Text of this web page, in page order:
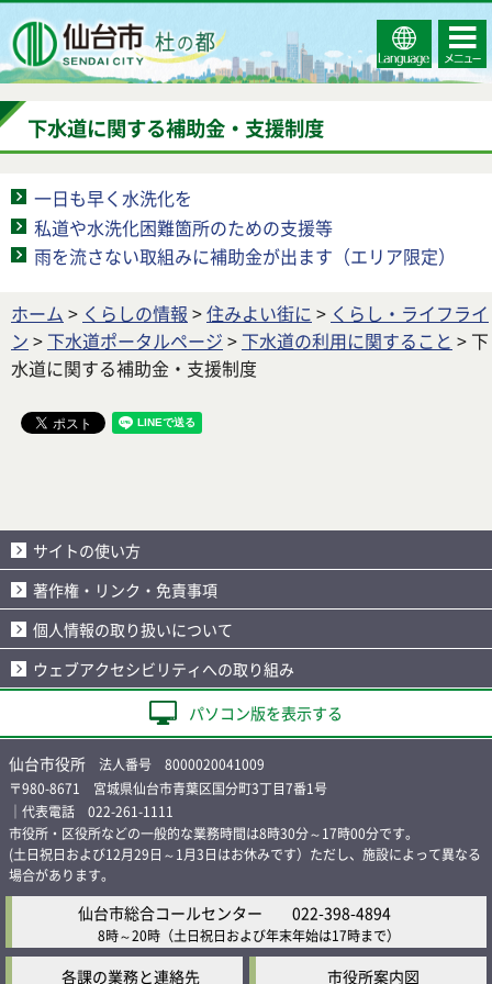
Select
Language
コンテ
ンツメ
ニュー
下水道に関する補助金・支援制度
一日も早く水洗化を
私道や水洗化困難箇所のための支援等
雨を流さない取組みに補助金が出ます（エリア限定）
ホーム > くらしの情報 >住みよい街に > くらし・ライフライ
ン > 下水道ポータルページ > 下水道の利用に関すること > 下
水道に関する補助金・支援制度
サイトの使い方
著作権・リンク・免責事項
個人情報の取り扱いについて
ウェブアクセシビリティへの取り組み
パソコン版を表示する
仙台市役所 法人番号 8000020041009
〒980-8671 宮城県仙台市青葉区国分町3丁目7番1号
｜代表電話 022-261-1111
市役所・区役所などの一般的な業務時間は8時30分～17時00分です。
(土日祝日および12月29日～1月3日はお休みです）ただし、施設によって異なる
場合があります。
仙台市総合コールセンター 022-398-4894
8時～20時 （土日祝日および年末年始は17時まで）
各課の業務と連絡先 市役所案内図